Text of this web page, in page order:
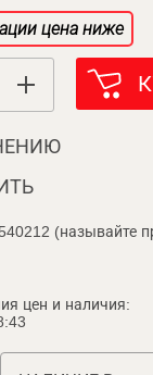
цена ниже
(называйте
цен и наличия: